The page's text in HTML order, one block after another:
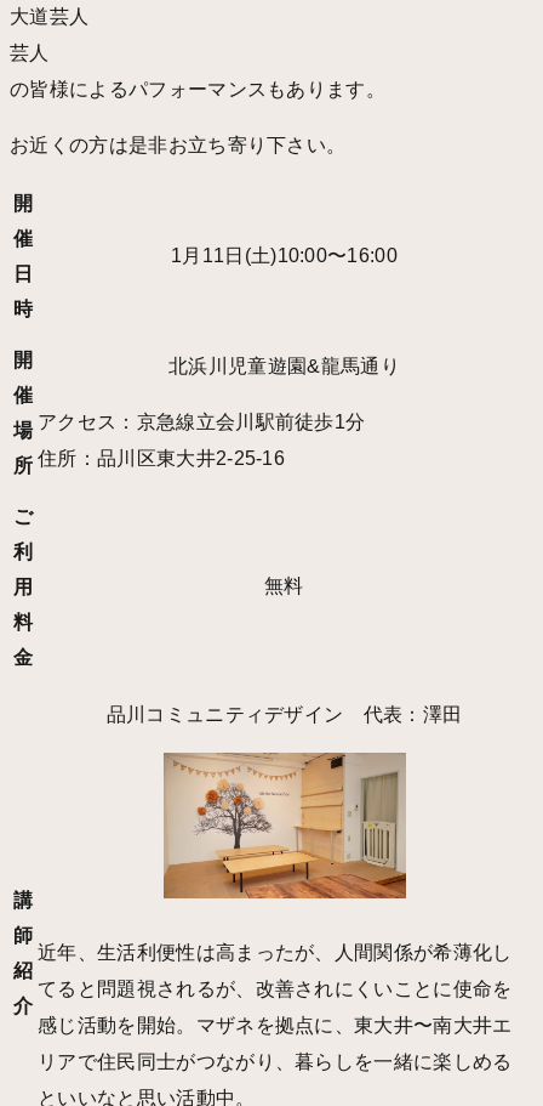
大道芸人
芸人
の皆様によるパフォーマンスもあります。
お近くの方は是非お立ち寄り下さい。
開
催
日
時
1月11日(土)10:00〜16:00
開
催
場
所
北浜川児童遊園&龍馬通り
アクセス：京急線立会川駅前徒歩1分
住所：品川区東大井2-25-16
ご
利
用
料
金
無料
講
師
紹
介
品川コミュニティデザイン 代表：澤田
近年、生活利便性は高まったが、人間関係が希薄化し
てると問題視されるが、改善されにくいことに使命を
感じ活動を開始。マザネを拠点に、東大井〜南大井エ
リアで住民同士がつながり、暮らしを一緒に楽しめる
といいなと思い活動中。